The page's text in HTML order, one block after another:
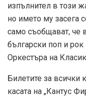
изпълнител в този
но името му засега
само съобщават, че
български поп и рок
Оркестъра на
Билетите за всички
касата на „Кантус